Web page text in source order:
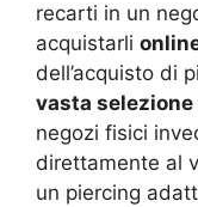
recarti in un
acquistarli
dell’acquisto di
vasta
negozi fisici
direttamente al
un piercing